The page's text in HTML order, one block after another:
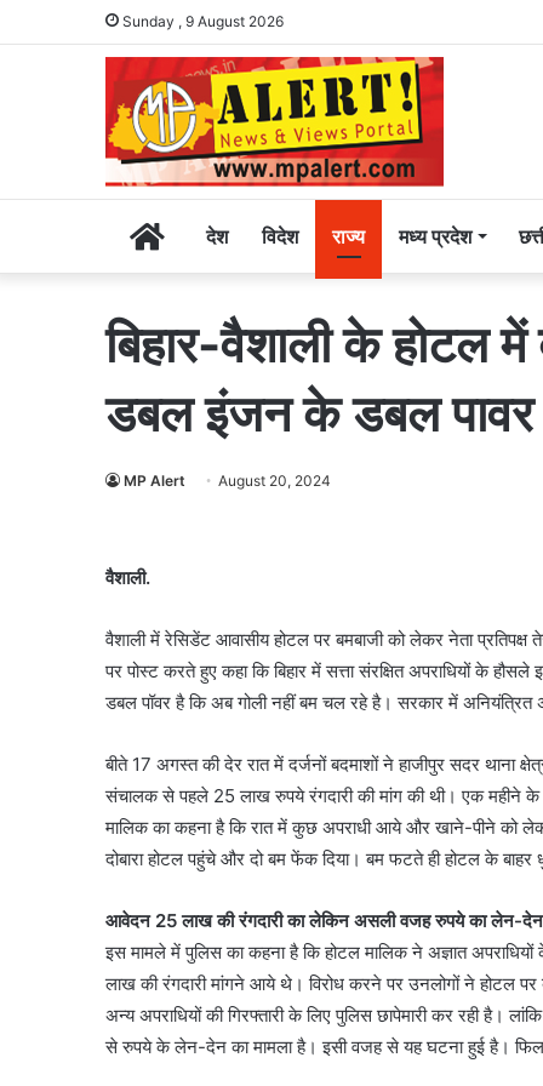
Sunday , 9 August 2026
Homeदेश विदेश राज्य मध्य प्रदेश
बिहार-वैशाली के होटल
डबल इंजन के डबल पावर
MP Alert August 20, 2024
वैशाली.
वैशाली में रेसिडेंट आवासीय होटल पर बमबाजी को लेकर नेता प्रतिपक्ष
पर पोस्ट करते हुए कहा कि बिहार में सत्ता संरक्षित अपराधियों के
डबल पॉवर है कि अब गोली नहीं बम चल रहे है। सरकार में अनियंत्रित
बीते 17 अगस्त की देर रात में दर्जनों बदमाशों ने हाजीपुर सदर थाना
संचालक से पहले 25 लाख रुपये रंगदारी की मांग की थी। एक महीने के
मालिक का कहना है कि रात में कुछ अपराधी आये और खाने-पीने को
दोबारा होटल पहुंचे और दो बम फेंक दिया। बम फटते ही होटल के
आवेदन 25 लाख की रंगदारी का लेकिन असली वजह रुपये का लेन-देन
इस मामले में पुलिस का कहना है कि होटल मालिक ने अज्ञात
लाख की रंगदारी मांगने आये थे। विरोध करने पर उनलोगों ने होटल
अन्य अपराधियों की गिरफ्तारी के लिए पुलिस छापेमारी कर रही है।
से रुपये के लेन-देन का मामला है। इसी वजह से यह घटना हुई है।